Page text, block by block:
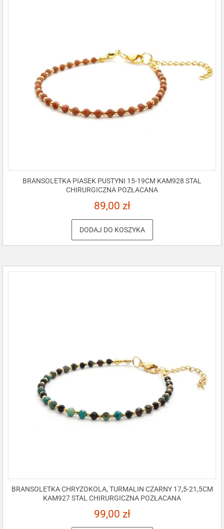
BRANSOLETKA PIASEK PUSTYNI 15-19CM KAM928 STAL
CHIRURGICZNA POZŁACANA
89,00 zł
DODAJ DO KOSZYKA
BRANSOLETKA CHRYZOKOLA, TURMALIN CZARNY 17,5-21,5CM
KAM927 STAL CHIRURGICZNA POZŁACANA
99,00 zł